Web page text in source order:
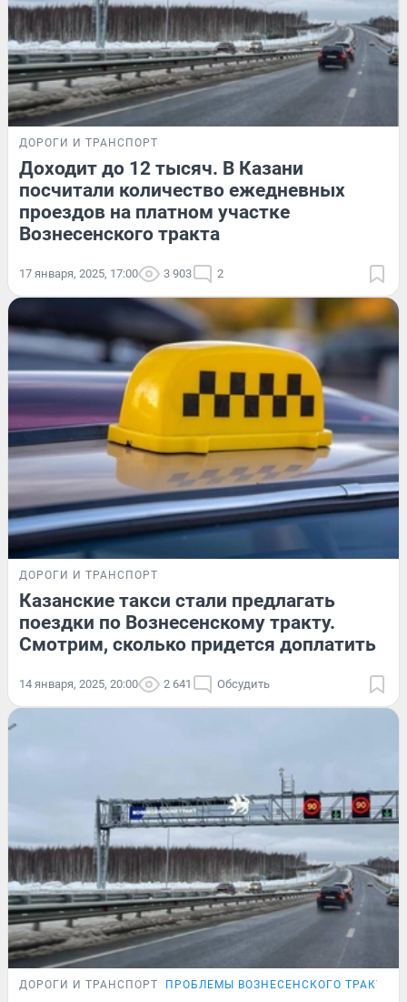
ДОРОГИ И ТРАНСПОРТ
Доходит до 12 тысяч. В Казани
посчитали количество ежедневных
проездов на платном участке
Вознесенского тракта
17 января, 2025, 17:00 3 903 2
ДОРОГИ И ТРАНСПОРТ
Казанские такси стали предлагать
поездки по Вознесенскому тракту.
Смотрим, сколько придется доплатить
14 января, 2025, 20:00 2 641 Обсудить
ДОРОГИ И ТРАНСПОРТ ПРОБЛЕМЫ ВОЗНЕСЕНСКОГО ТРАКТА